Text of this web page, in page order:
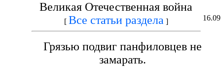
Великая Отечественная война
[ Все статьи раздела ]
Грязью подвиг панфиловцев не
замарать.